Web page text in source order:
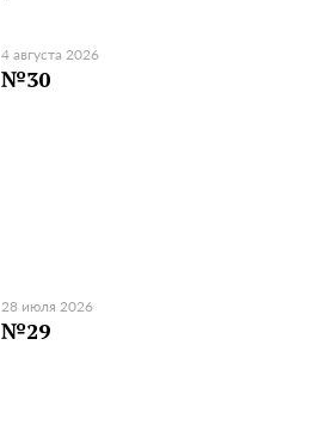
4 августа 2026
№30
28 июля 2026
№29